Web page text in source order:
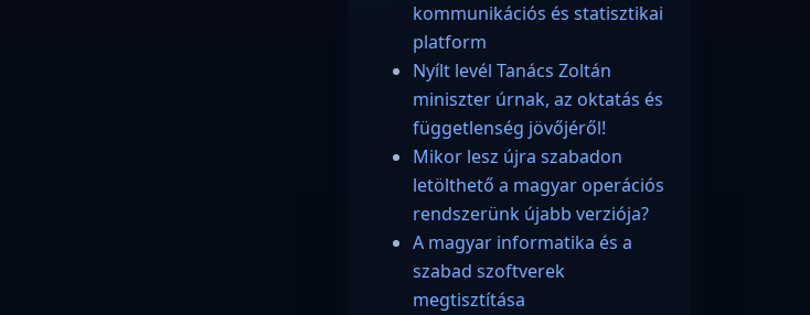
kommunikációs és statisztikai
platform
Nyílt levél Tanács Zoltán
miniszter úrnak, az oktatás és
függetlenség jövőjéről!
Mikor lesz újra szabadon
letölthető a magyar operációs
rendszerünk újabb verziója?
A magyar informatika és a
szabad szoftverek
megtisztítása